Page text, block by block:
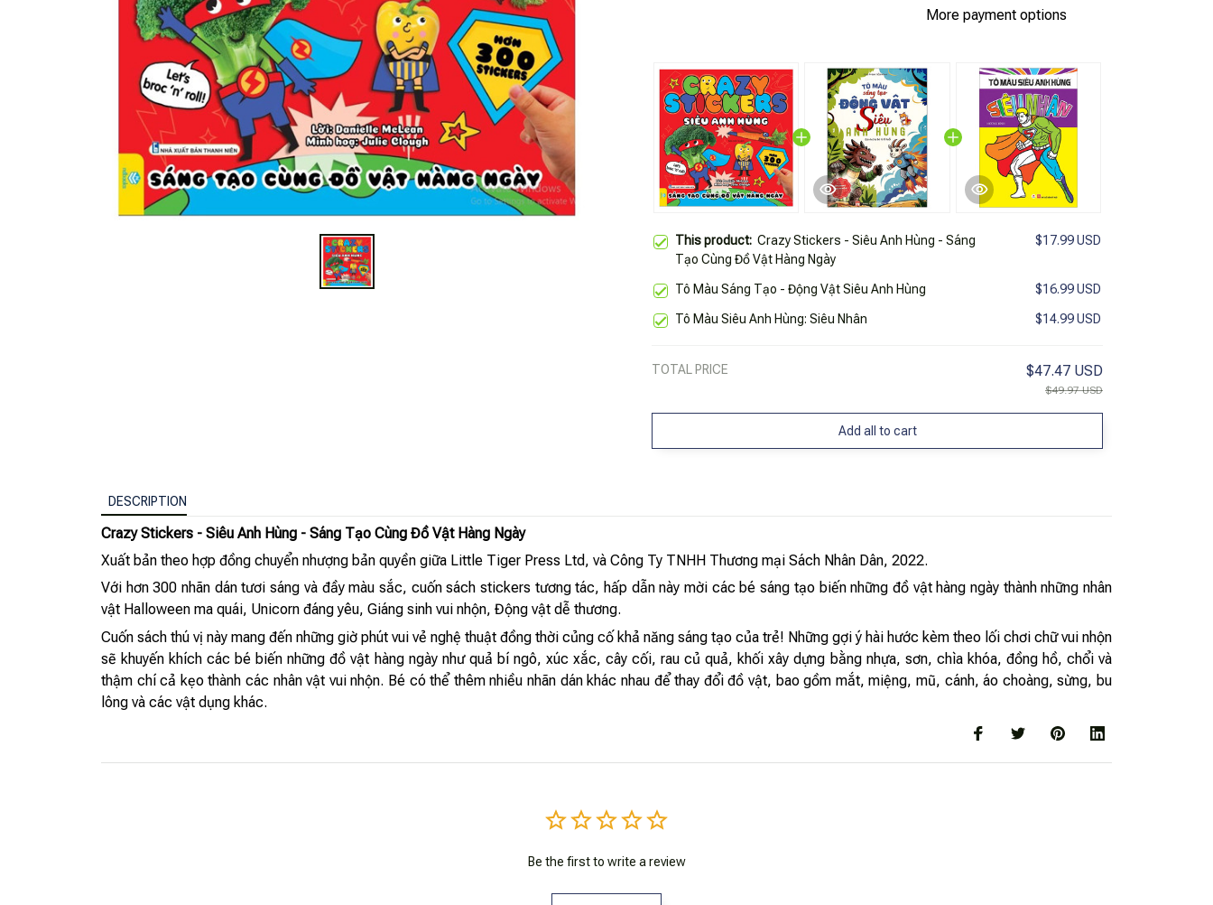
More payment options
This product: Crazy Stickers - Siêu Anh Hùng - Sáng
Tạo Cùng Đồ Vật Hàng Ngày
$17.99 USD
Tô Màu Sáng Tạo - Động Vật Siêu Anh Hùng $16.99 USD
Tô Màu Siêu Anh Hùng: Siêu Nhân $14.99 USD
TOTAL PRICE $47.47 USD
$49.97 USD
Add all to cart
DESCRIPTION
Crazy Stickers - Siêu Anh Hùng - Sáng Tạo Cùng Đồ Vật Hàng Ngày
Xuất bản theo hợp đồng chuyển nhượng bản quyền giữa Little Tiger Press Ltd, và Công Ty TNHH Thương mại Sách Nhân Dân, 2022.
Với hơn 300 nhãn dán tươi sáng và đầy màu sắc, cuốn sách stickers tương tác, hấp dẫn này mời các bé sáng tạo biến những đồ vật hàng ngày thành những nhân
vật Halloween ma quái, Unicorn đáng yêu, Giáng sinh vui nhộn, Động vật dễ thương.
Cuốn sách thú vị này mang đến những giờ phút vui vẻ nghệ thuật đồng thời củng cố khả năng sáng tạo của trẻ! Những gợi ý hài hước kèm theo lối chơi chữ vui nhộn
sẽ khuyến khích các bé biến những đồ vật hàng ngày như quả bí ngô, xúc xắc, cây cối, rau củ quả, khối xây dựng bằng nhựa, sơn, chìa khóa, đồng hồ, chổi và
thậm chí cả kẹo thành các nhân vật vui nhộn. Bé có thể thêm nhiều nhãn dán khác nhau để thay đổi đồ vật, bao gồm mắt, miệng, mũ, cánh, áo choàng, sừng, bu
lông và các vật dụng khác.
Be the first to write a review